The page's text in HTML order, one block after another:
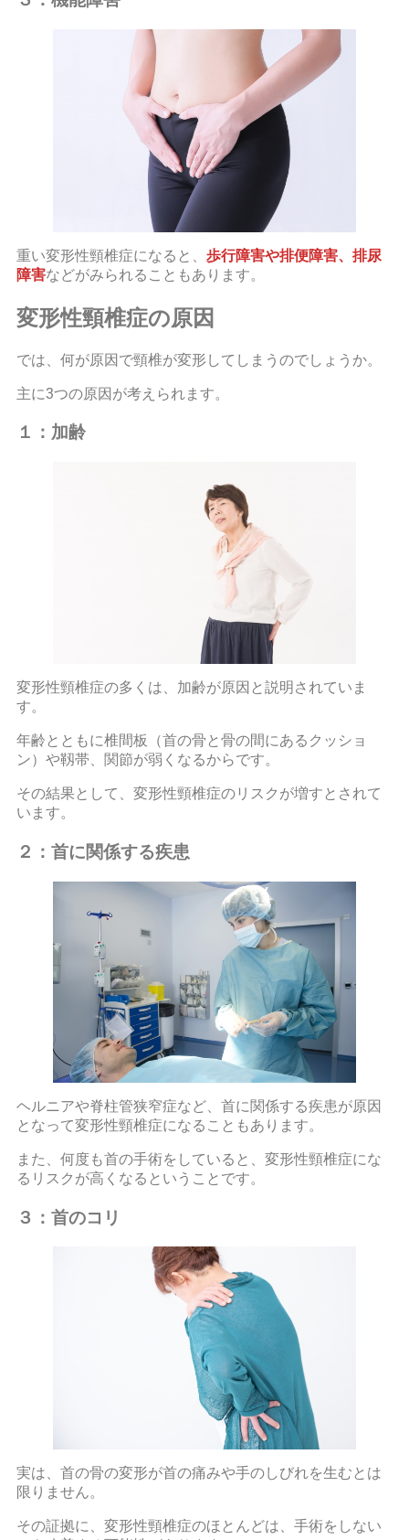
重い変形性頸椎症になると、 歩行障害や排便障害、排尿
障害などがみられることもあります。
変形性頸椎症の原因
では、何が原因で頸椎が変形してしまうのでしょうか。
主に3つの原因が考えられます。
１：加齢
変形性頸椎症の多くは、加齢が原因と説明されていま
す。
年齢とともに椎間板（首の骨と骨の間にあるクッショ
ン）や靱帯、関節が弱くなるからです。
その結果として、変形性頸椎症のリスクが増すとされて
います。
２：首に関係する疾患
ヘルニアや脊柱管狭窄症など、首に関係する疾患が原因
となって変形性頸椎症になることもあります。
また、何度も首の手術をしていると、変形性頸椎症にな
るリスクが高くなるということです。
３：首のコリ
実は、首の骨の変形が首の痛みや手のしびれを生むとは
限りません。
その証拠に、変形性頸椎症のほとんどは、手術をしない